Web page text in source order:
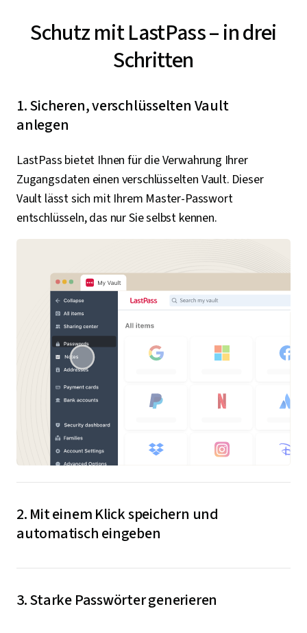
Schutz mit LastPass – in drei
Schritten
1. Sicheren, verschlüsselten Vault
anlegen
LastPass bietet Ihnen für die Verwahrung Ihrer
Zugangsdaten einen verschlüsselten Vault. Dieser
Vault lässt sich mit Ihrem Master-Passwort
entschlüsseln, das nur Sie selbst kennen.
2. Mit einem Klick speichern und
automatisch eingeben
Wenn Sie Zugangsdaten erstellen oder aktualisieren,
Vault. Bei Ihrer nächsten Anmeldung auf der
3. Starke Passwörter generieren